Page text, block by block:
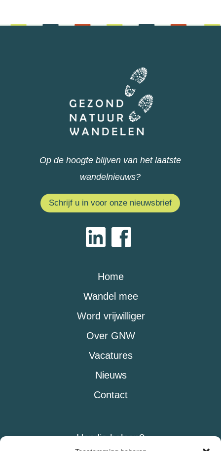
Op de hoogte blijven van het laatste
wandelnieuws?
Schrijf u in voor onze nieuwsbrief
Home
Wandel mee
Word vrijwilliger
Over GNW
Vacatures
Nieuws
Contact
Handje helpen?